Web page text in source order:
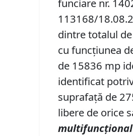
funciare nr.
113168/
dintre totalul
cu funcțiunea
de 15836 mp
identificat
suprafață de
libere de orice